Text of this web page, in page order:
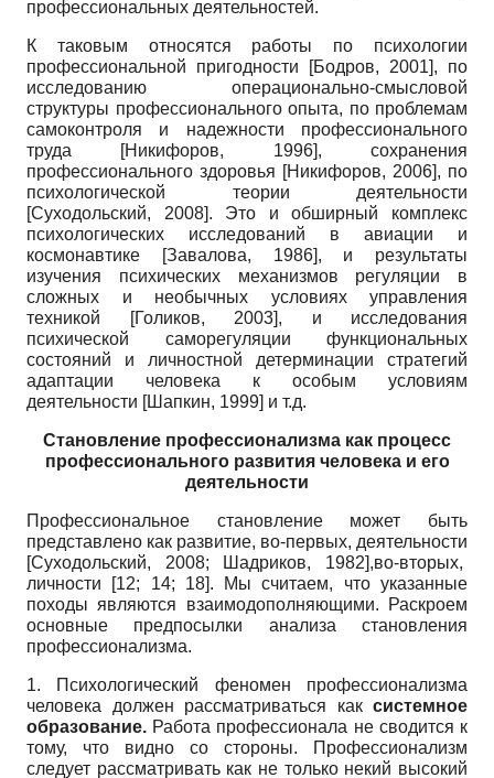
профессиональных деятельностей.
К таковым относятся работы по психологии
профессиональной пригодности
[Бодров, 2001], по
исследованию операционально-смысловой
структуры профессионального опыта, по проблемам
самоконтроля и надежности профессионального
труда [Никифоров, 1996], сохранения
профессионального здоровья [Никифоров, 2006], по
психологической теории деятельности
[Суходольский, 2008]. Это и обширный комплекс
психологических исследований в авиации и
космонавтике
[Завалова, 1986], и результаты
изучения психических механизмов регуляции в
сложных и необычных условиях управления
техникой
[Голиков, 2003], и исследования
психической саморегуляции функциональных
состояний и личностной детерминации стратегий
адаптации человека к особым условиям
деятельности [Шапкин, 1999] и т.д.
Становление профессионализма как процесс
профессионального развития человека и его
деятельности
Профессиональное становление может быть
представлено как развитие, во-первых, деятельности
[Суходольский, 2008; Шадриков, 1982],во-вторых,
личности [12; 14; 18]. Мы считаем, что указанные
походы являются взаимодополняющими. Раскроем
основные предпосылки анализа становления
профессионализма.
1. Психологический феномен профессионализма
человека должен рассматриваться как системное
образование. Работа профессионала не сводится к
тому, что видно со стороны. Профессионализм
следует рассматривать как не только некий высокий